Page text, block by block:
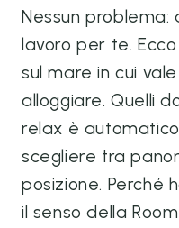
Nessun
lavoro per te.
sul mare in cui
alloggiare. Quelli
relax è
scegliere tra
posizione. Perché
il senso della